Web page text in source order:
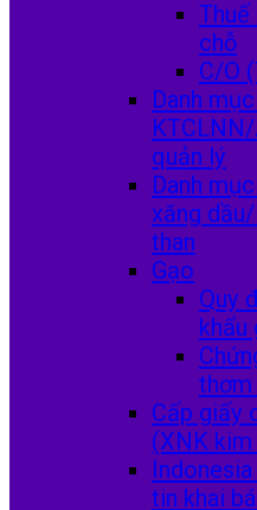
Thuế
chỗ
C/O
Danh
quản lý
Danh
xăng
than
Gạo
Quy
khẩu
thơm
Cấp giấy
(XNK
tin khai